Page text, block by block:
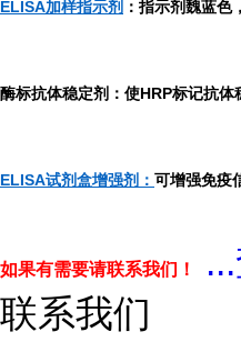
ELISA加样指示剂 ：指示剂魏蓝色
酶标抗体稳定剂：使HRP标记抗体
ELISA试剂盒增强剂： 可增强免疫
如果有需要请联系我们！ ...
联系我们